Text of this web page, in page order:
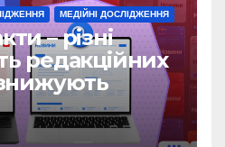
МЕДІЙНІ ДОСЛІДЖЕННЯ
– різні
редакційних